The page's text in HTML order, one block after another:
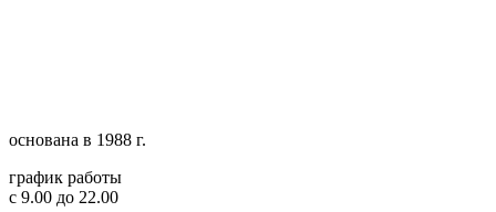
основана в 1988 г.
график работы
с 9.00 до 22.00